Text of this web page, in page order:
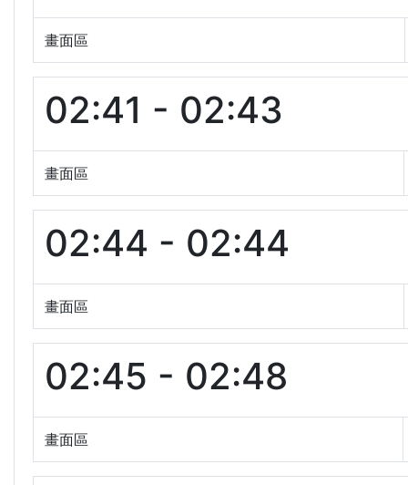
畫面區
02:41 - 02:43
畫面區
02:44 - 02:44
畫面區
02:45 - 02:48
畫面區